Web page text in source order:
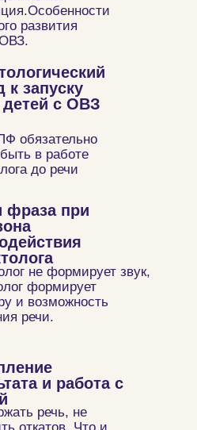
развития
к запуску
детей с ОВЗ
обязательно
в работе
до речи
фраза при
не формирует звук,
формирует
и возможность
речи.
и работа с
речь, не